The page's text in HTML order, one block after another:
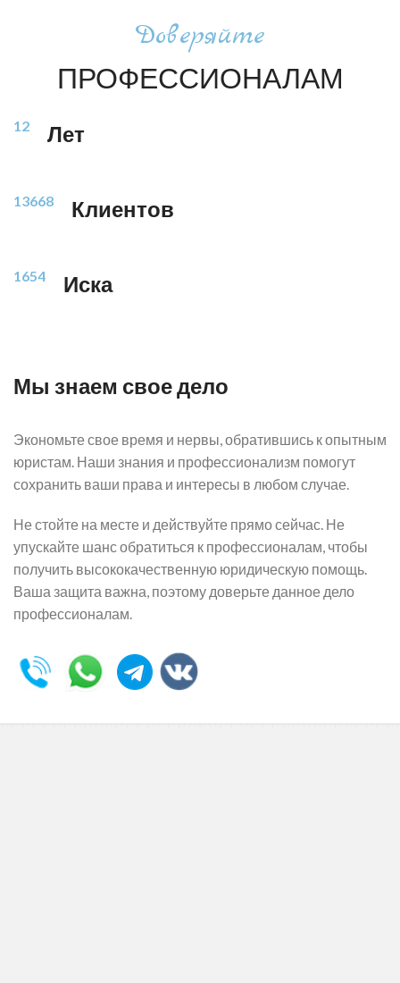
Доверяйте
ПРОФЕССИОНАЛАМ
12 Лет
13668 Клиентов
1654 Иска
Мы знаем свое дело
Экономьте свое время и нервы, обратившись к опытным
юристам. Наши знания и профессионализм помогут
сохранить ваши права и интересы в любом случае.
Не стойте на месте и действуйте прямо сейчас. Не
упускайте шанс обратиться к профессионалам, чтобы
получить высококачественную юридическую помощь.
Ваша защита важна, поэтому доверьте данное дело
профессионалам.